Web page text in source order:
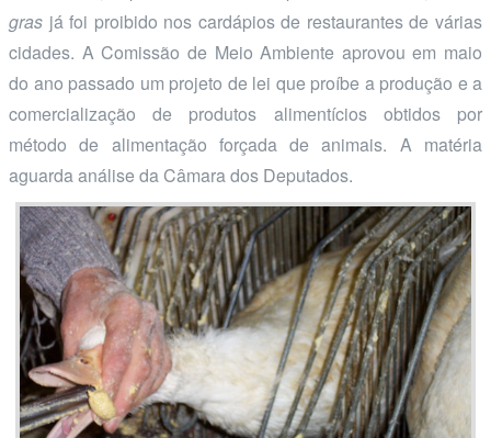
gras já foi proibido nos cardápios de restaurantes de várias
cidades. A Comissão de Meio Ambiente aprovou em maio
do ano passado um projeto de lei que proíbe a produção e a
comercialização de produtos alimentícios obtidos por
método de alimentação forçada de animais. A matéria
aguarda análise da Câmara dos Deputados.